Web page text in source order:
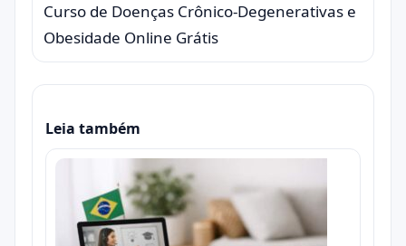
Curso de Doenças Crônico-Degenerativas e
Obesidade Online Grátis
Leia também